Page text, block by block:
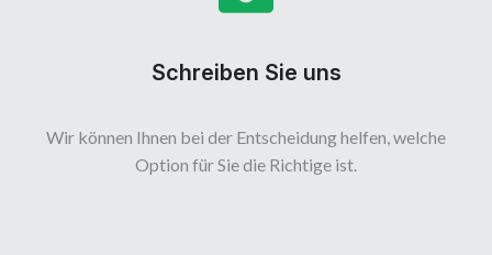
Schreiben Sie uns
Wir können Ihnen bei der Entscheidung helfen, welche
Option für Sie die Richtige ist.